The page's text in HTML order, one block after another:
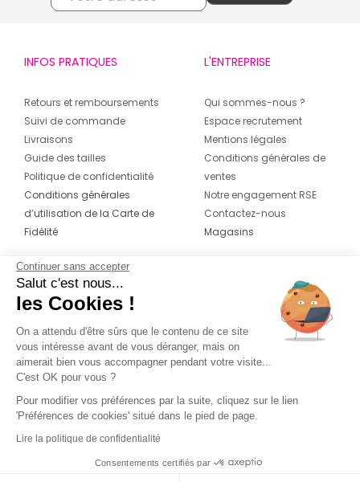
INFOS PRATIQUES
Retours et remboursements
Suivi de commande
Livraisons
Guide des tailles
Politique de confidentialité
Conditions générales
d’utilisation de la Carte de
Fidélité
L'ENTREPRISE
Qui sommes-nous ?
Espace recrutement
Mentions légales
Conditions générales de
ventes
Notre engagement RSE
Contactez-nous
Magasins
CONTACT
04 42 20 78 42
Du lundi au jeudi de 8h30 à 16h30 & le
vendredi de 8h30 à 15h30
Continuer sans accepter
Salut c'est nous...
les Cookies !
On a attendu d'être sûrs que le contenu de ce site
vous intéresse avant de vous déranger, mais on
aimerait bien vous accompagner pendant votre visite...
C'est OK pour vous ?
Pour modifier vos préférences par la suite, cliquez sur le lien
'Préférences de cookies' situé dans le pied de page.
Lire la politique de confidentialité
Consentements certifiés par